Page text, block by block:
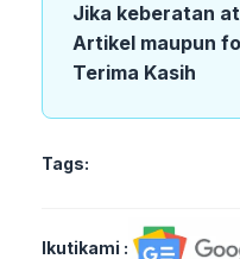
Jika keberatan
Artikel maupun
Terima Kasih
Tags:
Ikutikami :